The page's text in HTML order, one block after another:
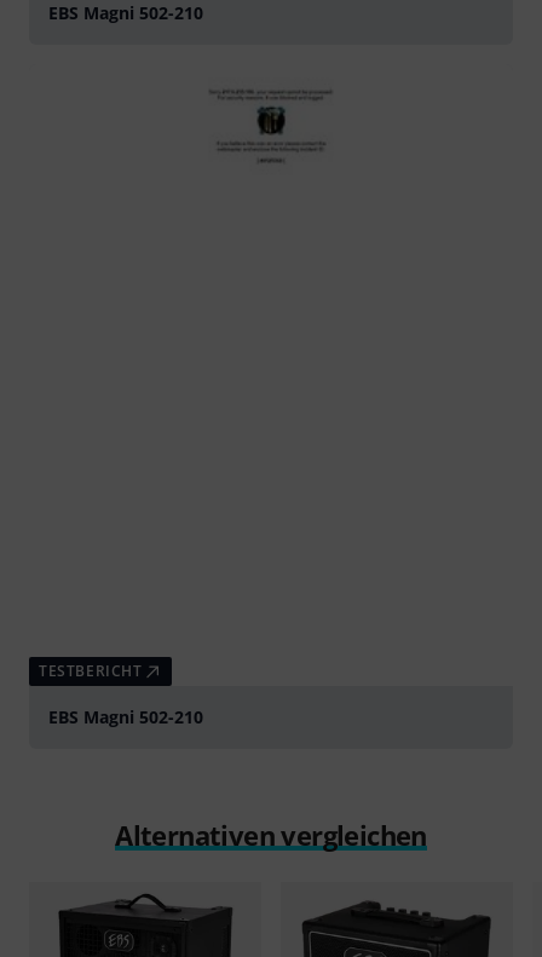
EBS Magni 502-210
TESTBERICHT
EBS Magni 502-210
Alternativen vergleichen